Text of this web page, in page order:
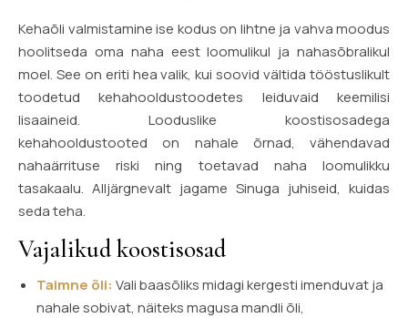
Kehaõli valmistamine ise kodus on lihtne ja vahva moodus
hoolitseda oma naha eest loomulikul ja nahasõbralikul
moel. See on eriti hea valik, kui soovid vältida tööstuslikult
toodetud kehahooldustoodetes leiduvaid keemilisi
lisaaineid. Looduslike koostisosadega
kehahooldustooted on nahale õrnad, vähendavad
nahaärrituse riski ning toetavad naha loomulikku
tasakaalu. Alljärgnevalt jagame Sinuga juhiseid, kuidas
seda teha.
Vajalikud koostisosad
Taimne õli: Vali baasõliks midagi kergesti imenduvat ja
nahale sobivat, näiteks magusa mandli õli,